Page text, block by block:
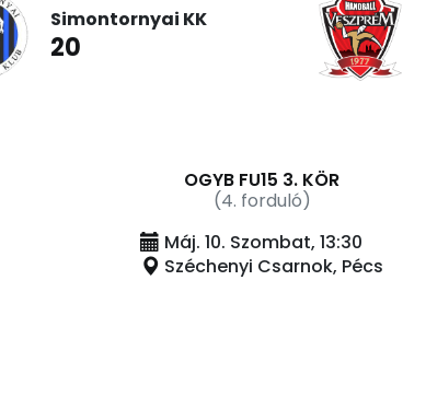
Simontornyai KK
20
OGYB FU15 3. KÖR
(4. forduló)
Máj. 10. Szombat, 13:30
Széchenyi Csarnok, Pécs